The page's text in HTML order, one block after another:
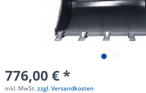
776,00 € *
inkl. MwSt.zzgl. Versandkosten